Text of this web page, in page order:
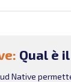
Qual è
Native